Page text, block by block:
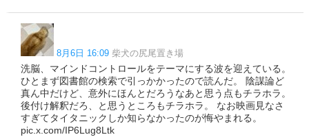
8月6日 16:09 柴犬の尻尾置き場
洗脳、マインドコントロールをテーマにする波を迎えている。
ひとまず図書館の検索で引っかかったので読んだ。 陰謀論ど
真ん中だけど、意外にほんとだろうなあと思う点もチラホラ。
後付け解釈だろ、と思うところもチラホラ。 なお映画見なさ
すぎてタイタニックしか知らなかったのが悔やまれる。
pic.x.com/IP6Lug8Ltk